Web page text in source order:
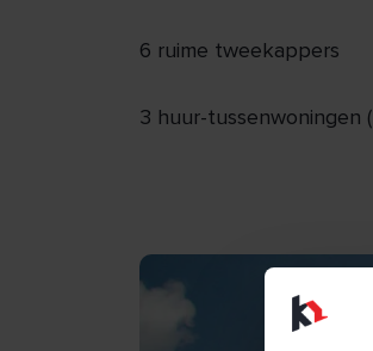
6 ruime tweekappers
3 huur-tussenwoningen